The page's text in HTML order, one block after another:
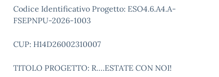
Codice Identificativo Progetto: ESO4.6.A4.A-
FSEPNPU-2026-1003
CUP: H14D26002310007
TITOLO PROGETTO: R….ESTATE CON NOI!